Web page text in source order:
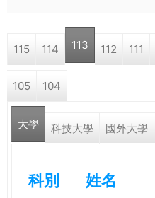
學a
r
e
115 114 113 112 111
105 104
大學 科技大學 國外大學
科別 姓名